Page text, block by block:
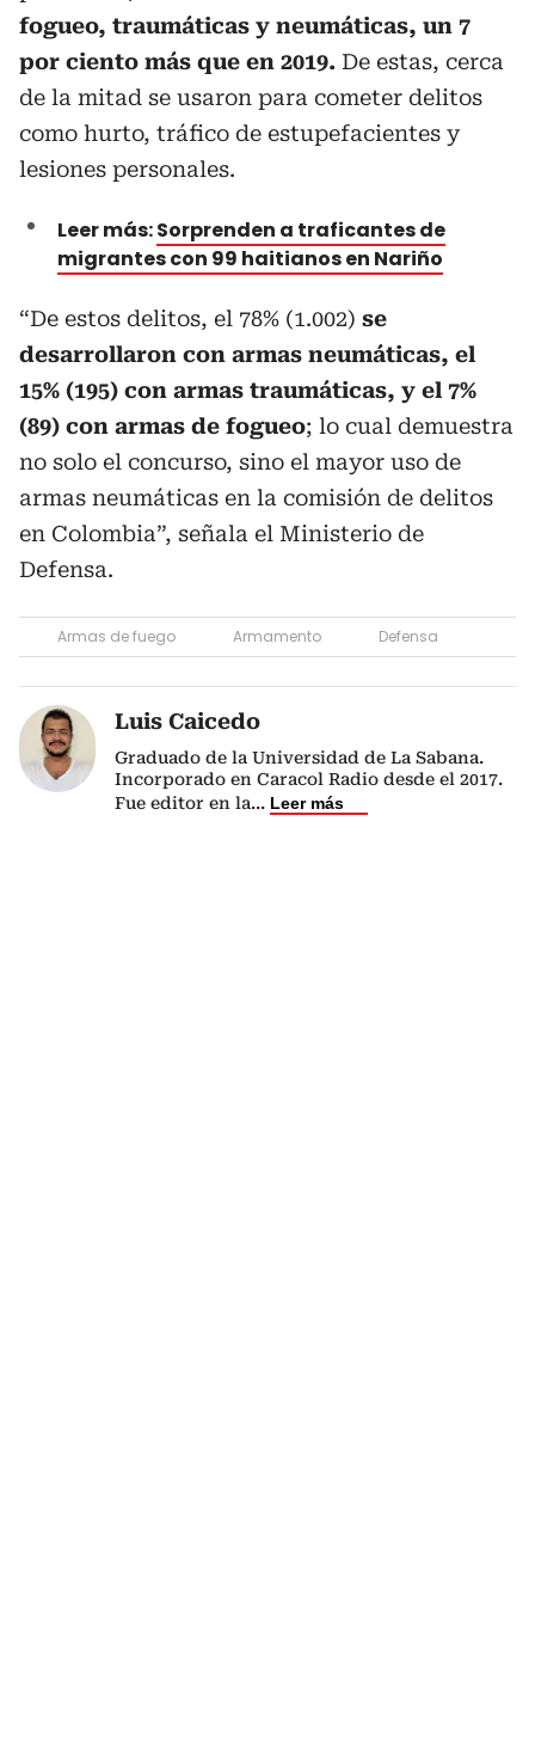
fogueo, traumáticas y neumáticas, un 7
por ciento más que en 2019. De estas, cerca
de la mitad se usaron para cometer delitos
como hurto, tráfico de estupefacientes y
lesiones personales.
Leer más:Sorprenden a traficantes de
migrantes con 99 haitianos en Nariño
“De estos delitos, el 78% (1.002) se
desarrollaron con armas neumáticas, el
15% (195) con armas traumáticas, y el 7%
(89) con armas de fogueo; lo cual demuestra
no solo el concurso, sino el mayor uso de
armas neumáticas en la comisión de delitos
en Colombia”, señala el Ministerio de
Defensa.
Armas de fuego Armamento Defensa
Luis Caicedo
Graduado de la Universidad de La Sabana.
Incorporado en Caracol Radio desde el 2017.
Fue editor en la... Leer más